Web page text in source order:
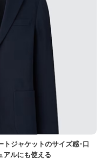
トジャケットのサイズ感･口
アルにも使える